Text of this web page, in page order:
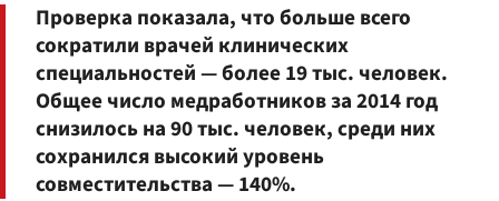
Проверка показала, что больше всего
сократили врачей клинических
специальностей — более 19 тыс. человек.
Общее число медработников за 2014 год
снизилось на 90 тыс. человек, среди них
сохранился высокий уровень
совместительства — 140%.